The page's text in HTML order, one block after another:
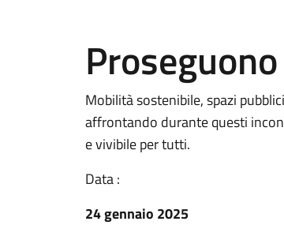
Mobilità sostenibile, spazi
affrontando durante questi
e vivibile per tutti.
Data :
24 gennaio 2025